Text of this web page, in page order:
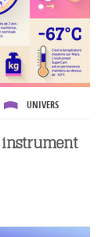
UNIVERS
instrument